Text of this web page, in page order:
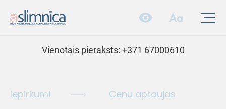
Vienotais pieraksts: +371 67000610
Iepirkumi Cenu aptaujas